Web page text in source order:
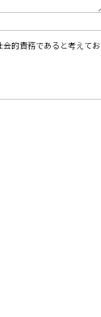
的責務であると考えてお